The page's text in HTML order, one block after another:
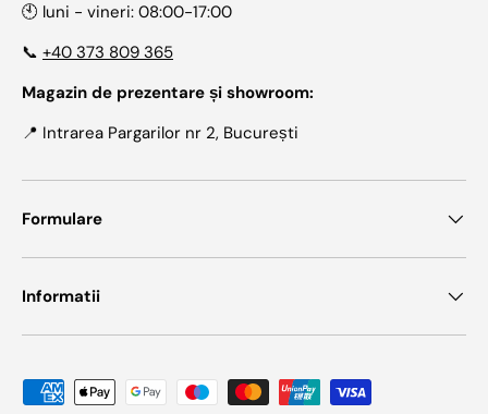
🕙 luni - vineri: 08:00-17:00
📞 +40 373 809 365
Magazin de prezentare și showroom:
📍 Intrarea Pargarilor nr 2, București
Formulare
Informatii
Metode de plata acceptate